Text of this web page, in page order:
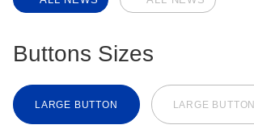
Buttons Sizes
LARGE BUTTON LARGE BUTTON